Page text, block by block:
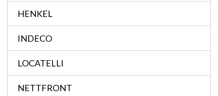
HENKEL
INDECO
LOCATELLI
NETTFRONT